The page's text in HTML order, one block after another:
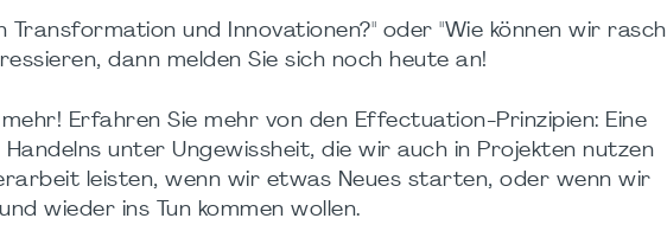
Transformation und Innovationen?" oder "Wie können wir rasch
dann melden Sie sich noch heute an!
Erfahren Sie mehr von den Effectuation-Prinzipien: Eine
unter Ungewissheit, die wir auch in Projekten nutzen
leisten, wenn wir etwas Neues starten, oder wenn wir
wieder ins Tun kommen wollen.